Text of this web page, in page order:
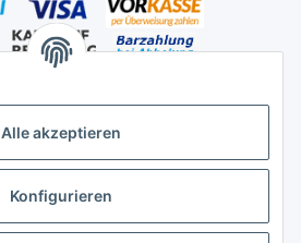
Alle akzeptieren
Konfigurieren